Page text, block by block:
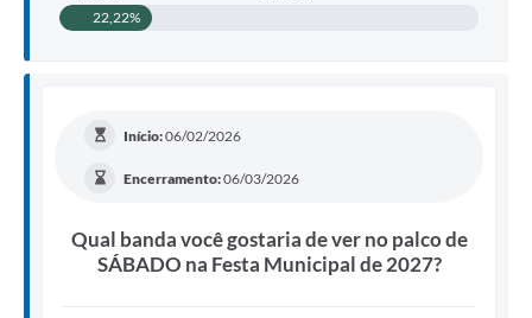
22,22%
Início:06/02/2026
Encerramento:06/03/2026
Qual banda você gostaria de ver no palco de
SÁBADO na Festa Municipal de 2027?